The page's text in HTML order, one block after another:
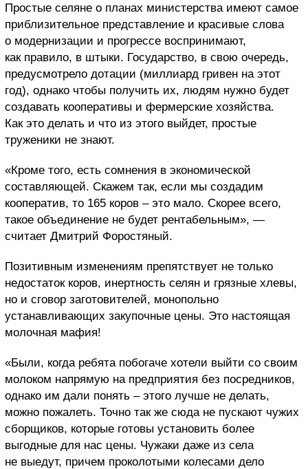
Простые селяне о планах министерства имеют самое
приблизительное представление и красивые слова
о модернизации и прогрессе воспринимают,
как правило, в штыки. Государство, в свою очередь,
предусмотрело дотации (миллиард гривен на этот
год), однако чтобы получить их, людям нужно будет
создавать кооперативы и фермерские хозяйства.
Как это делать и что из этого выйдет, простые
труженики не знают.
«Кроме того, есть сомнения в экономической
составляющей. Скажем так, если мы создадим
кооператив, то 165 коров – это мало. Скорее всего,
такое объединение не будет рентабельным», —
считает Дмитрий Форостяный.
Позитивным изменениям препятствует не только
недостаток коров, инертность селян и грязные хлевы,
но и сговор заготовителей, монопольно
устанавливающих закупочные цены. Это настоящая
молочная мафия!
«Были, когда ребята побогаче хотели выйти со своим
молоком напрямую на предприятия без посредников,
однако им дали понять – этого лучше не делать,
можно пожалеть. Точно так же сюда не пускают чужих
сборщиков, которые готовы установить более
выгодные для нас цены. Чужаки даже из села
не выедут, причем проколотыми колесами дело